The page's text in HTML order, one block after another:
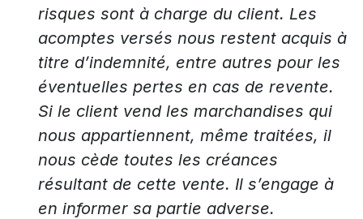
risques sont à charge du client. Les
acomptes versés nous restent acquis à
titre d’indemnité, entre autres pour les
éventuelles pertes en cas de revente.
Si le client vend les marchandises qui
nous appartiennent, même traitées, il
nous cède toutes les créances
résultant de cette vente. Il s’engage à
en informer sa partie adverse.